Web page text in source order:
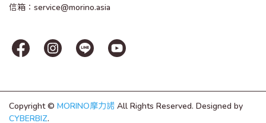
信箱：service@morino.asia
Copyright © MORINO摩力諾 All Rights Reserved. Designed by
CYBERBIZ.